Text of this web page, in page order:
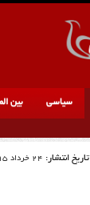
سیاسی بین
تاریخ انتشار: 24 خرداد 1395 - 00:16